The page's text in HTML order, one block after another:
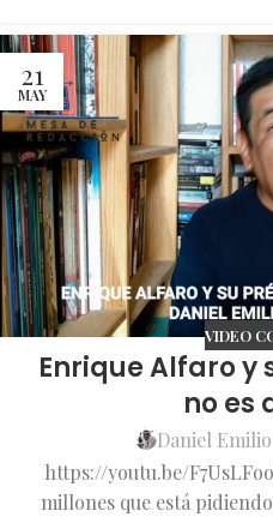
21
MAY
VIDEO
Enrique Alfaro y
no es
Daniel
https://youtu.be/
millones que está